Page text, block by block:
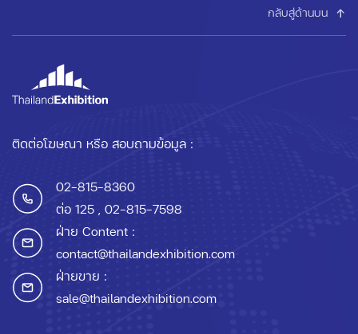
กลับสู่ด้านบน
ติดต่อโฆษณา หรือ สอบถามข้อมูล :
02-815-8360
ต่อ 125 , 02-815-7598
ฝ่าย Content :
contact@thailandexhibition.com
ฝ่ายขาย :
sale@thailandexhibition.com